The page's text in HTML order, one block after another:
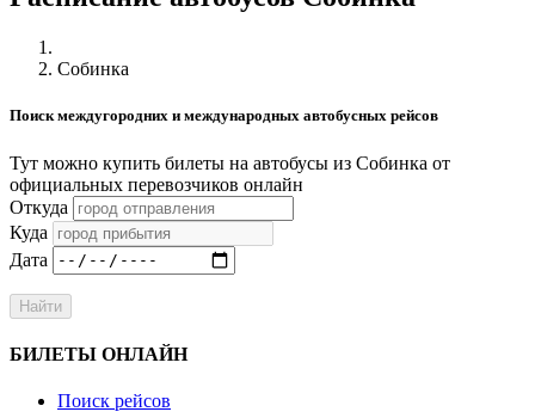
Собинка
Поиск междугородних и международных автобусных рейсов
Тут можно купить билеты на автобусы из Собинка от
официальных перевозчиков онлайн
Откуда
Куда
Дата
Найти
БИЛЕТЫ ОНЛАЙН
Поиск рейсов